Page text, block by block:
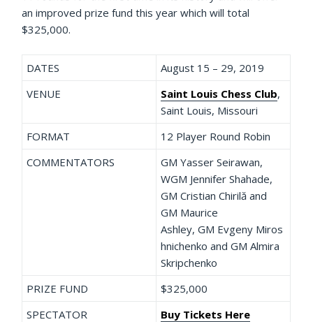
an improved prize fund this year which will total
$325,000.
DATES
August 15 – 29, 2019
VENUE
Saint Louis Chess Club,
Saint Louis, Missouri
FORMAT
12 Player Round Robin
COMMENTATORS
GM Yasser Seirawan,
WGM Jennifer Shahade,
GM Cristian Chirilă and
GM Maurice
Ashley, GM Evgeny Miros
hnichenko and GM Almira
Skripchenko
PRIZE FUND
$325,000
SPECTATOR
Buy Tickets Here